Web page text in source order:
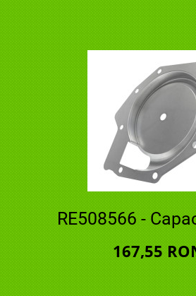
RE508566 -
167,55